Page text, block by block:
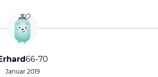
66-70
Januar 2019